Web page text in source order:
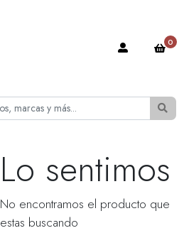
0
Lo sentimos
No encontramos el producto que
estas buscando